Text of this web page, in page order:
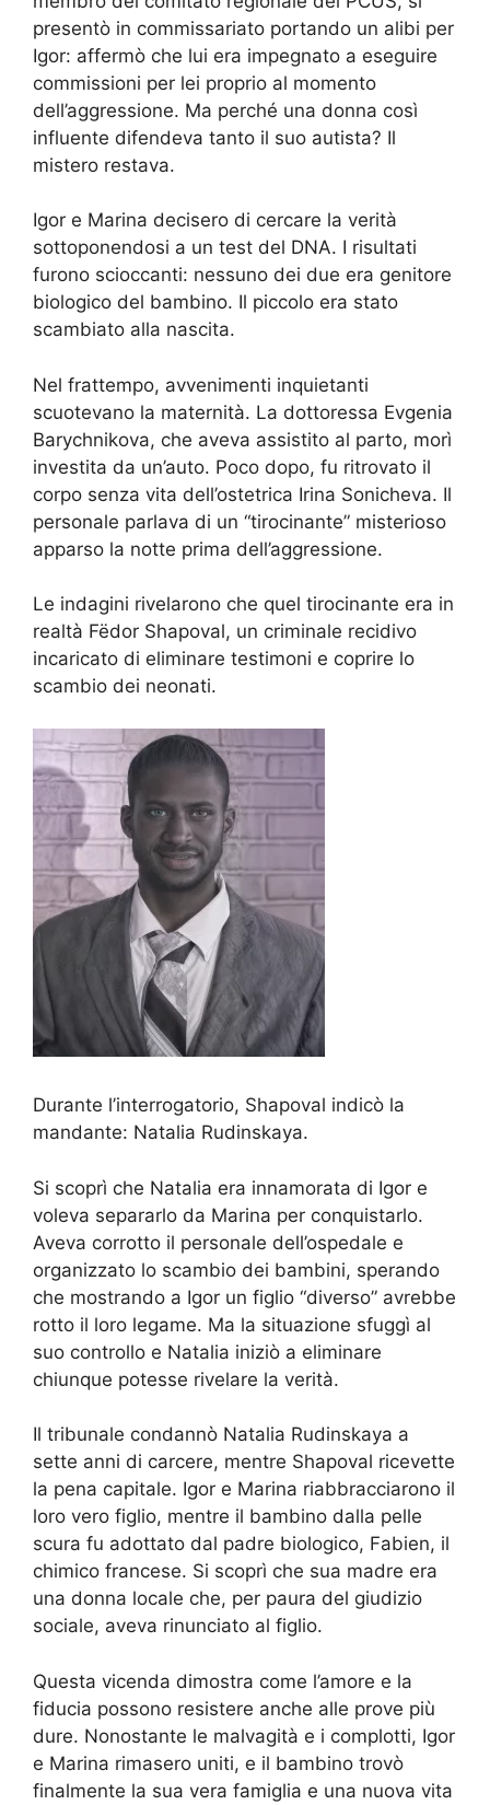
presentò in commissariato portando un alibi per
Igor: affermò che lui era impegnato a eseguire
commissioni per lei proprio al momento
dell’aggressione. Ma perché una donna così
influente difendeva tanto il suo autista? Il
mistero restava.
Igor e Marina decisero di cercare la verità
sottoponendosi a un test del DNA. I risultati
furono scioccanti: nessuno dei due era genitore
biologico del bambino. Il piccolo era stato
scambiato alla nascita.
Nel frattempo, avvenimenti inquietanti
scuotevano la maternità. La dottoressa Evgenia
Barychnikova, che aveva assistito al parto, morì
investita da un’auto. Poco dopo, fu ritrovato il
corpo senza vita dell’ostetrica Irina Sonicheva. Il
personale parlava di un “tirocinante” misterioso
apparso la notte prima dell’aggressione.
Le indagini rivelarono che quel tirocinante era in
realtà Fëdor Shapoval, un criminale recidivo
incaricato di eliminare testimoni e coprire lo
scambio dei neonati.
Durante l’interrogatorio, Shapoval indicò la
mandante: Natalia Rudinskaya.
Si scoprì che Natalia era innamorata di Igor e
voleva separarlo da Marina per conquistarlo.
Aveva corrotto il personale dell’ospedale e
organizzato lo scambio dei bambini, sperando
che mostrando a Igor un figlio “diverso” avrebbe
rotto il loro legame. Ma la situazione sfuggì al
suo controllo e Natalia iniziò a eliminare
chiunque potesse rivelare la verità.
Il tribunale condannò Natalia Rudinskaya a
sette anni di carcere, mentre Shapoval ricevette
la pena capitale. Igor e Marina riabbracciarono il
loro vero figlio, mentre il bambino dalla pelle
scura fu adottato dal padre biologico, Fabien, il
chimico francese. Si scoprì che sua madre era
una donna locale che, per paura del giudizio
sociale, aveva rinunciato al figlio.
Questa vicenda dimostra come l’amore e la
fiducia possono resistere anche alle prove più
dure. Nonostante le malvagità e i complotti, Igor
e Marina rimasero uniti, e il bambino trovò
finalmente la sua vera famiglia e una nuova vita